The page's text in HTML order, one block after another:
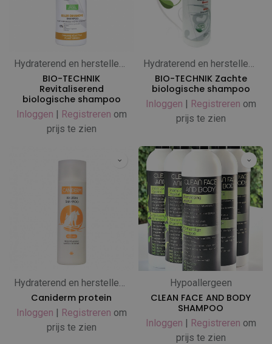
Hydraterend en herstellend
BIO-TECHNIK
Revitaliserend
biologische shampoo
Inloggen | Registreren om
prijs te zien
Hydraterend en herstellend
BIO-TECHNIK Zachte
biologische shampoo
Inloggen | Registreren om
prijs te zien
Hydraterend en herstellend
Caniderm protein
Inloggen | Registreren om
prijs te zien
Hypoallergeen
CLEAN FACE AND BODY
SHAMPOO
Inloggen | Registreren om
prijs te zien